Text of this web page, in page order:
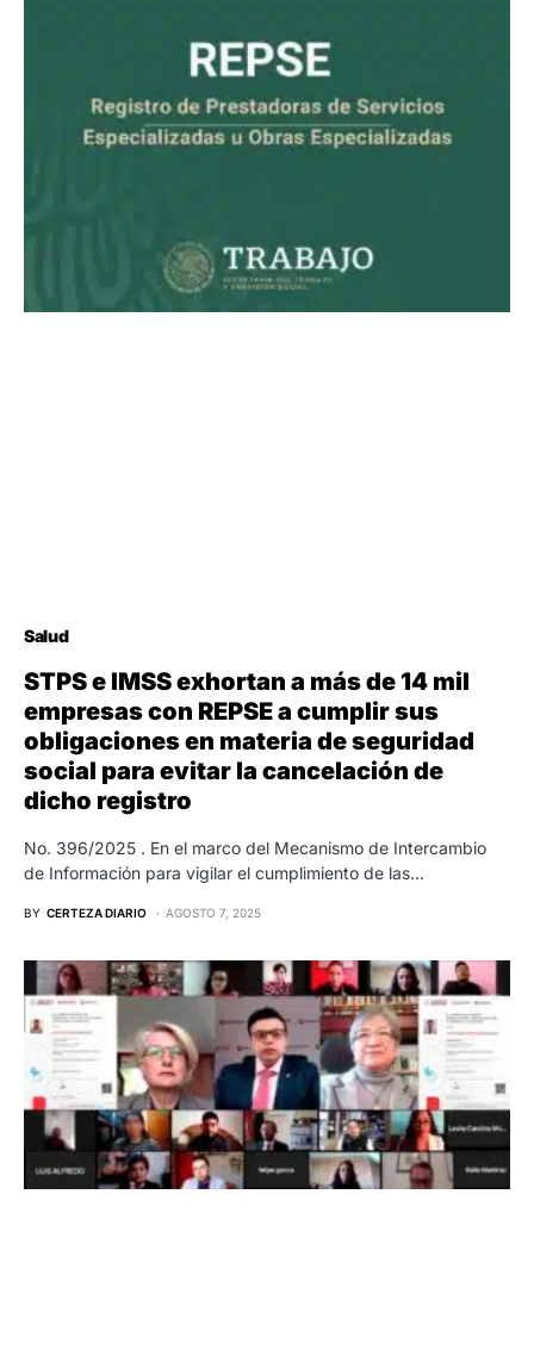
Salud
STPS e IMSS exhortan a más de 14 mil
empresas con REPSE a cumplir sus
obligaciones en materia de seguridad
social para evitar la cancelación de
dicho registro
No. 396/2025 . En el marco del Mecanismo de Intercambio
de Información para vigilar el cumplimiento de las…
BY CERTEZA DIARIO AGOSTO 7, 2025